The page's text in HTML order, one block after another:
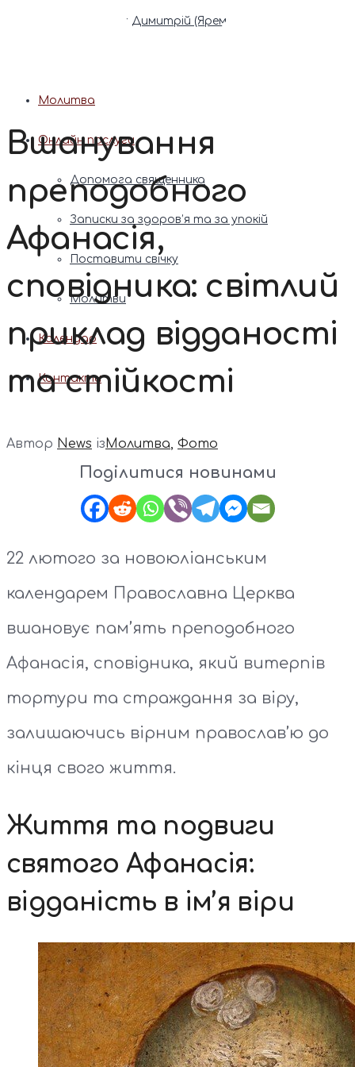
Патріарх Димитрій (Ярема)
Молитва
Онлайн послуги
Допомога священника
Записки за здоров’я та за упокій
Поставити свічку
Молитви
Календар
Контакти
Вшанування
преподобного
Афанасія,
сповідника: світлий
приклад відданості
та стійкості
Автор News ізМолитва, Фото
Поділитися новинами
22 лютого за новоюліанським
календарем Православна Церква
вшановує пам’ять преподобного
Афанасія, сповідника, який витерпів
тортури та страждання за віру,
залишаючись вірним православ’ю до
кінця свого життя.
Життя та подвиги
святого Афанасія:
відданість в ім’я віри